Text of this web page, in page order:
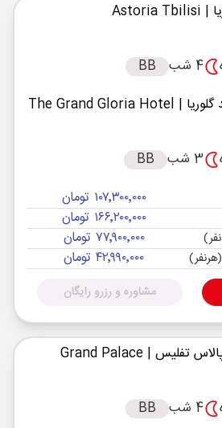
| Astoria Tbilisi
4 شب
BB
| The Grand Gloria Hotel
3 شب BB
۱۰۷٬۳۰۰٬۰۰۰ تومان
۱۶۶٬۲۰۰٬۰۰۰ تومان
۷۷٬۹۰۰٬۰۰۰ تومان
۴۲٬۹۹۰٬۰۰۰ تومان
مشاوره و رزرو رایگان
تفلیس | Grand Palace
4 شب
BB